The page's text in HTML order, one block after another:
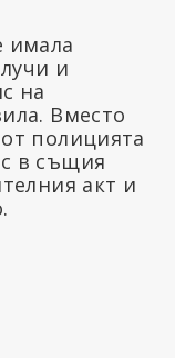
имала
и
на
Вместо
полицията
в същия
акт и